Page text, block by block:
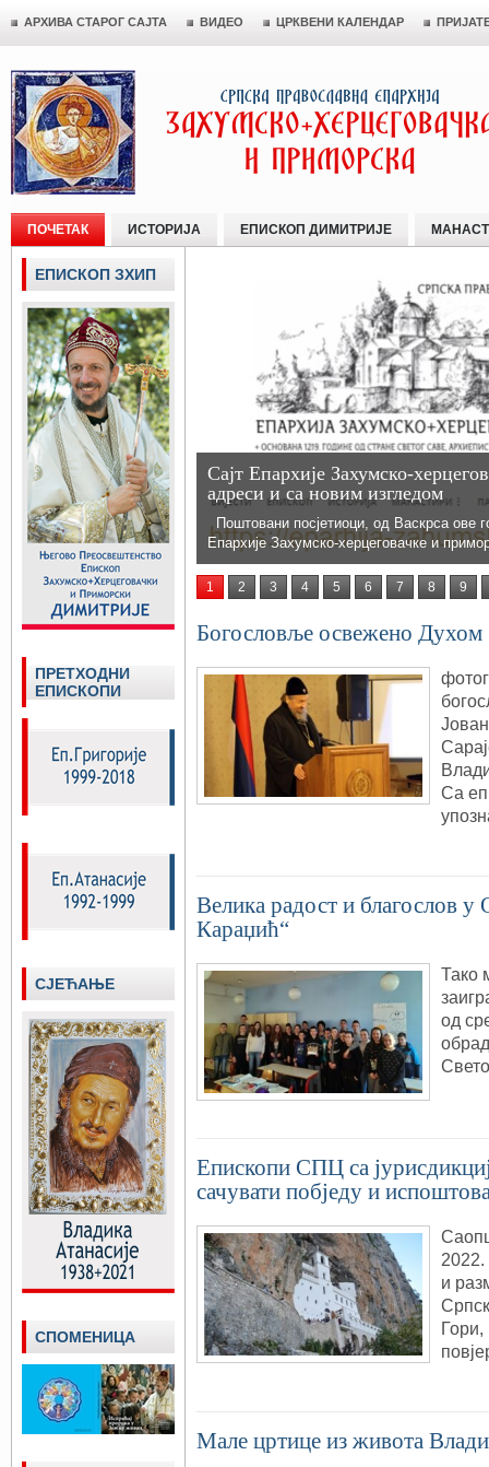
АРХИВА СТАРОГ САЈТА ВИДЕО ЦРКВЕНИ КАЛЕНДАР
ПОЧЕТАК ИСТОРИЈА ЕПИСКОП ДИМИТРИЈЕ
Сајт Епархије Захумско-
адреси и са новим изгледом
Поштовани посјетиоци, од Васкрса ове
Епархије Захумско-херцеговачке и
1 2 3 4 5 6 7 8 9
Богословље освежено Духом
Са
Велика радост и благослов
Караџић“
Тако
од
Епископи СПЦ са
сачувати побједу и
2022.
и
Гори,
Мале цртице из живота
ЕПИСКОП ЗХИП
ПРЕТХОДНИ
ЕПИСКОПИ
СЈЕЋАЊЕ
СПОМЕНИЦА